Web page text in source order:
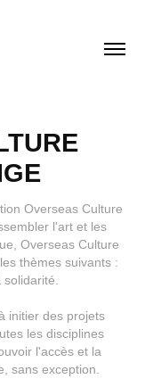
Overseas Culture
l'art et les
Overseas Culture
thèmes suivants :
initier des projets
les disciplines
l'accès et la
sans exception.